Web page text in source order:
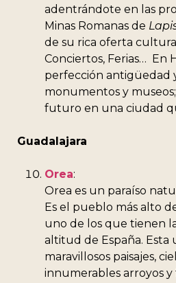
adentrándote en las
Minas Romanas de
de su rica oferta
Conciertos, Ferias… En
perfección antigüedad
monumentos y
futuro en una ciudad
Guadalajara
Orea:
Orea es un paraíso
Es el pueblo más alto
uno de los que tienen
altitud de España. Esta
maravillosos paisajes,
innumerables arroyos y